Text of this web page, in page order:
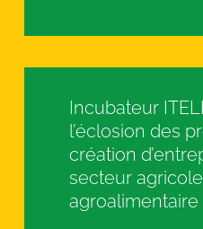
Incubateur
l’éclosion des
création
secteur
agroalimentaire